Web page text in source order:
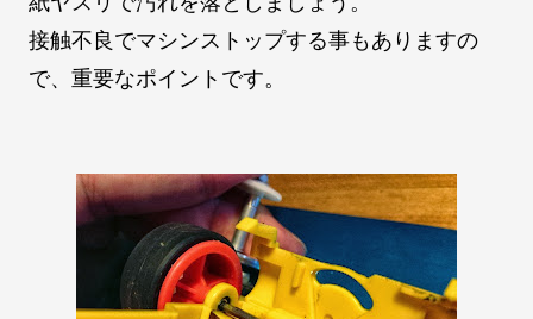
接触不良でマシンストップする事もありますの
で、重要なポイントです。